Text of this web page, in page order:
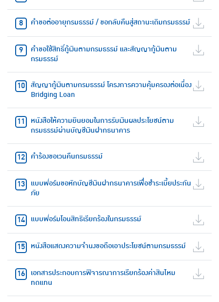
คำขอต่ออายุกรมธรรม์ / ขอกลับคืนสู่สถานะเดิมกรมธรรม์
คำขอใช้สิทธิ์กู้เงินตามกรมธรรม์ และสัญญากู้เงินตาม
กรมธรรม์
สัญญากู้เงินตามกรมธรรม์ โครงการความคุ้มครองต่อเนื่อง
Bridging Loan
หนังสือให้ความยินยอมในการรับเงินผลประโยชน์ตาม
กรมธรรม์ผ่านบัญชีเงินฝากธนาคาร
คำร้องขอเวนคืนกรมธรรม์
แบบฟอร์มขอหักบัญชีเงินฝากธนาคารเพื่อชำระเบี้ยประกัน
ภัย
แบบฟอร์มโอนสิทธิเรียกร้องในกรมธรรม์
หนังสือแสดงความจำนงขอถือเอาประโยชน์ตามกรมธรรม์
เอกสารประกอบการพิจารณาการเรียกร้องค่าสินไหม
ทดแทน